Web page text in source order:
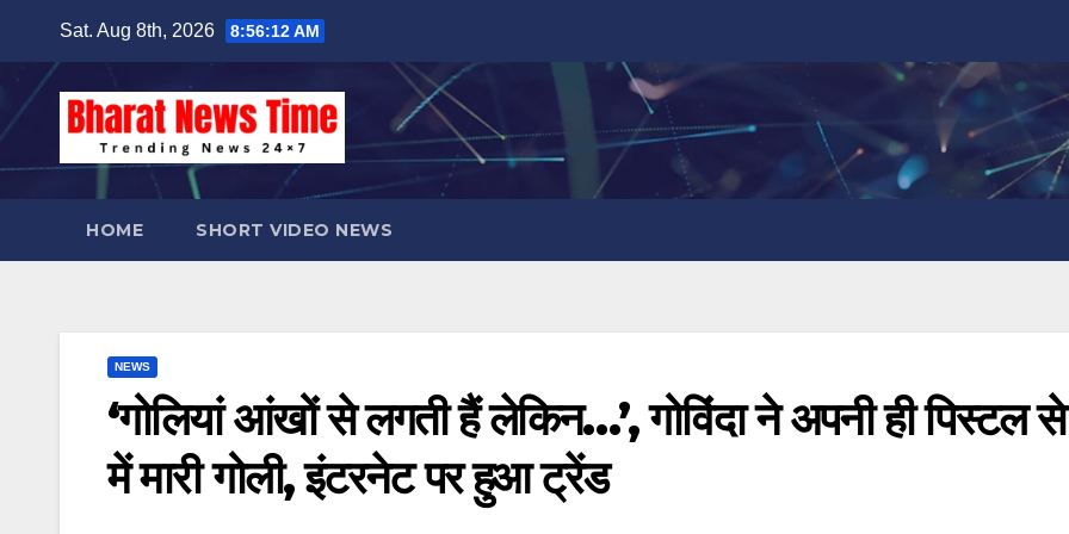
content
Sat. Aug 8th, 2026 8:56:13 AM
HOME SHORT VIDEO NEWS
NEWS
‘गोलियां आंखों से लगती हैं लेकिन…’, गोविंदा ने अपनी ही पिस्टल
में मारी गोली, इंटरनेट पर हुआ ट्रेंड